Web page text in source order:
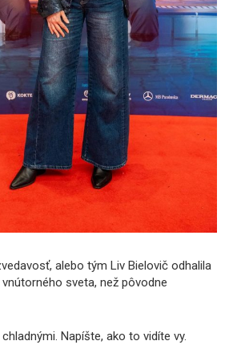
alebo tým Liv Bielovič odhalila
sveta, než pôvodne
Napíšte, ako to vidíte vy.